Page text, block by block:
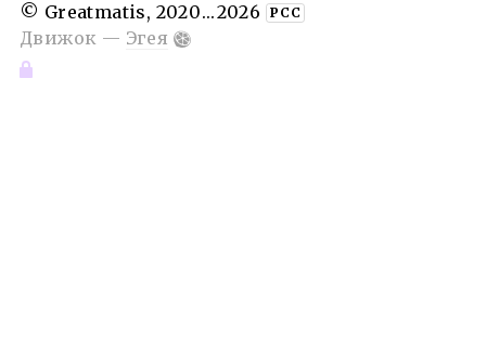
© Greatmatis, 2020...2026 РСС
Движок — Эгея